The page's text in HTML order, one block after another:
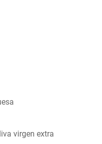
virgen extra